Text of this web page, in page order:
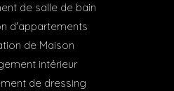
de salle de bain
d'appartements
de Maison
intérieur
de dressing